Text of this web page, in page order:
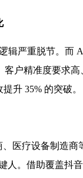
辑严重脱节。而
户精准度要求高
升 35% 的突破。
医疗设备制造商
人。借助覆盖抖